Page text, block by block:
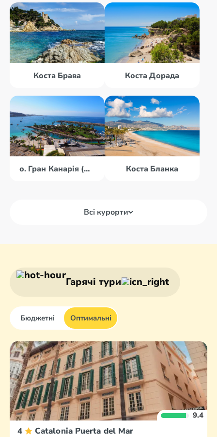
Коста Брава Коста Дорада
о. Гран Канарія (Канари) Коста Бланка
Всі курорти
Андалусія
Барселона
Більбао
Бургос
Гарячі тури
Бюджетні Оптимальні
9.4
4 Catalonia Puerta del Mar